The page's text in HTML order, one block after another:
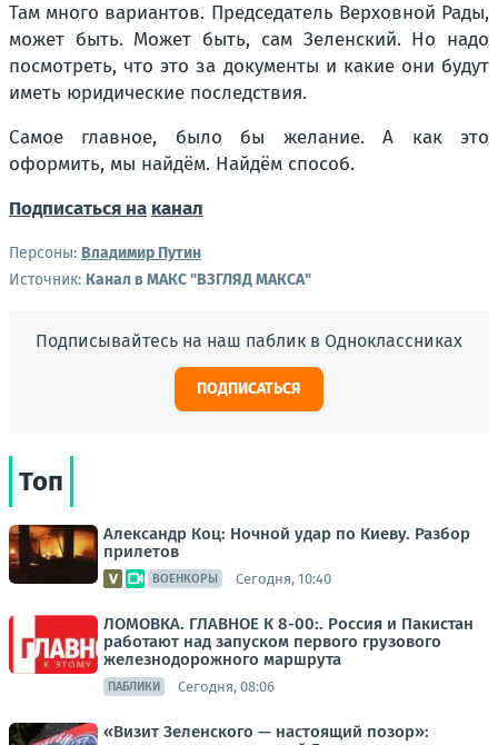
Там много вариантов. Председатель Верховной Рады,
может быть. Может быть, сам Зеленский. Но надо
посмотреть, что это за документы и какие они будут
иметь юридические последствия.
Самое главное, было бы желание. А как это
оформить, мы найдём. Найдём способ.
Подписаться на канал
Персоны: Владимир Путин
Источник: Канал в МАКС "ВЗГЛЯД МАКСА"
Подписывайтесь на наш паблик в Одноклассниках
ПОДПИСАТЬСЯ
Топ
Александр Коц: Ночной удар по Киеву. Разбор
прилетов
ВОЕНКОРЫ Сегодня, 10:40
ЛОМОВКА. ГЛАВНОЕ К 8-00:. Россия и Пакистан
работают над запуском первого грузового
железнодорожного маршрута
ПАБЛИКИ Сегодня, 08:06
«Визит Зеленского — настоящий позор»: